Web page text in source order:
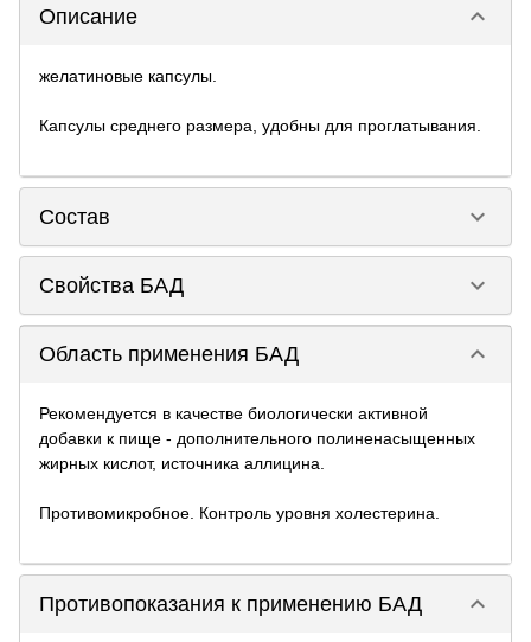
Описание keyboard_arrow_down
желатиновые капсулы.
Капсулы среднего размера, удобны для проглатывания.
Состав keyboard_arrow_down
Свойства БАД keyboard_arrow_down
Область применения БАД keyboard_arrow_down
Рекомендуется в качестве биологически активной
добавки к пище - дополнительного полиненасыщенных
жирных кислот, источника аллицина.
Противомикробное. Контроль уровня холестерина.
Противопоказания к применению БАД keyboard_arrow_down